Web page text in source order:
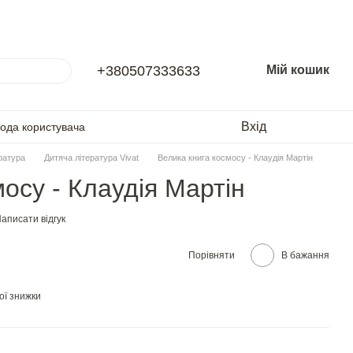
+380507333633 Мій кошик
користувача Вхід
Дитяча література Vivat Велика книга космосу - Клаудія Мартін
- Клаудія Мартін
відгук
Порівняти В бажання
знижки